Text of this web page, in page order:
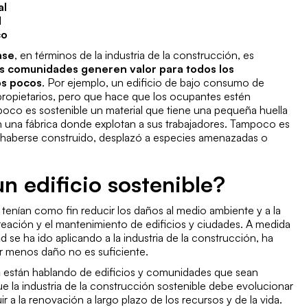
, en términos de la industria de la construcción, es
comunidades generen valor para todos los
pocos. Por ejemplo, un edificio de bajo consumo de
pero que hace que los ocupantes estén
es sostenible un material que tiene una pequeña huella
fábrica donde explotan a sus trabajadores. Tampoco es
construido, desplazó a especies amenazadas o
edificio sostenible?
como fin reducir los daños al medio ambiente y a la
y el mantenimiento de edificios y ciudades. A medida
se ha ido aplicando a la industria de la construcción, ha
daño no es suficiente.
hablando de edificios y comunidades que sean
la industria de la construcción sostenible debe evolucionar
a la renovación a largo plazo de los recursos y de la vida.